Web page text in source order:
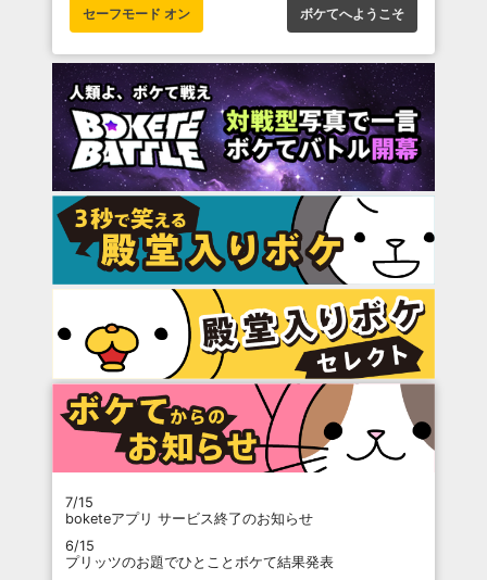
セーフモード オン ボケてへようこそ
7/15
boketeアプリ サービス終了のお知らせ
6/15
プリッツのお題でひとことボケて結果発表